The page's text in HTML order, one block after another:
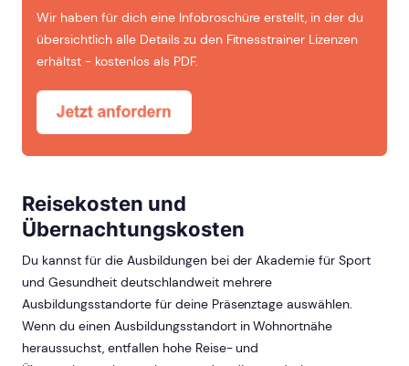
Wir haben für dich eine Infobroschüre erstellt, in der du
übersichtlich alle Details zu den Fitnesstrainer Lizenzen
erhältst - kostenlos als PDF.
Reisekosten und
Übernachtungskosten
Du kannst für die Ausbildungen bei der Akademie für Sport
und Gesundheit deutschlandweit mehrere
Ausbildungsstandorte für deine Präsenztage auswählen.
Wenn du einen Ausbildungsstandort in Wohnortnähe
heraussuchst, entfallen hohe Reise- und